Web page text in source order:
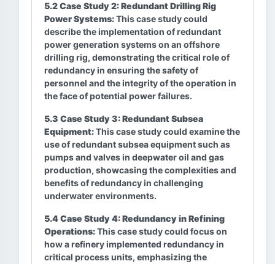
5.2 Case Study 2: Redundant Drilling Rig
Power Systems:This case study could
describe the implementation of redundant
power generation systems on an offshore
drilling rig, demonstrating the critical role of
redundancy in ensuring the safety of
personnel and the integrity of the operation in
the face of potential power failures.
5.3 Case Study 3: Redundant Subsea
Equipment:This case study could examine the
use of redundant subsea equipment such as
pumps and valves in deepwater oil and gas
production, showcasing the complexities and
benefits of redundancy in challenging
underwater environments.
5.4 Case Study 4: Redundancy in Refining
Operations:This case study could focus on
how a refinery implemented redundancy in
critical process units, emphasizing the